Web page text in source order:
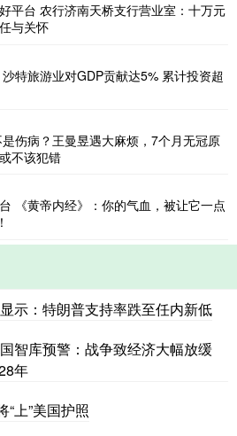
平台 农行济南天桥支行营业室：十万元
与关怀
特旅游业对GDP贡献达5% 累计投资超
伤病？王曼昱遇大麻烦，7个月无冠原
不该犯错
《黄帝内经》：你的气血，被让它一点
示：特朗普支持率跌至任内新低
智库预警：战争致经济大幅放缓
年
上”美国护照